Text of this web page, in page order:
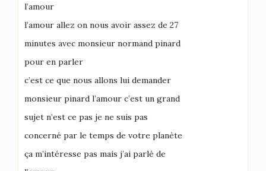
l’amour
l’amour allez on nous avoir assez de 27
minutes avec monsieur normand pinard
pour en parler
c’est ce que nous allons lui demander
monsieur pinard l’amour c’est un grand
sujet n’est ce pas je ne suis pas
concerné par le temps de votre planète
ça m’intéresse pas mais j’ai parlé de